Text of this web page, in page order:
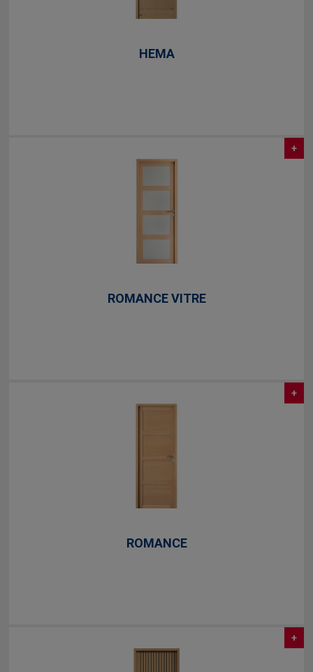
HEMA
+
ROMANCE VITRE
+
ROMANCE
+